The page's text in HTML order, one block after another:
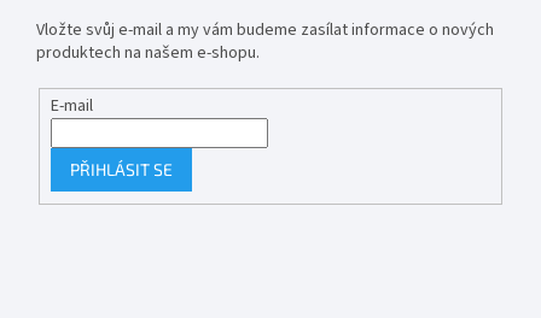
Vložte svůj e-mail a my vám budeme zasílat informace o nových
produktech na našem e-shopu.
E-mail
PŘIHLÁSIT SE